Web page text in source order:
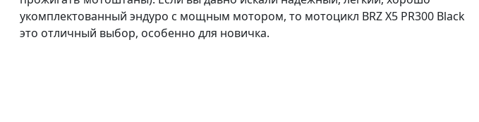
укомплектованный эндуро с мощным мотором, то мотоцикл BRZ X5 PR300 Black
это отличный выбор, особенно для новичка.